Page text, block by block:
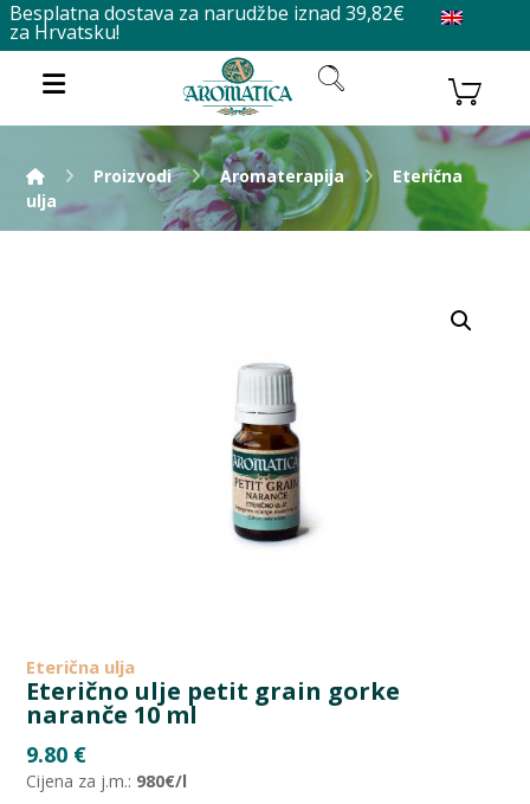
Besplatna dostava za narudžbe iznad 39,82€
za Hrvatsku!
Proizvodi Aromaterapija
Eterična
ulja
Eterična ulja
Eterično ulje petit grain gorke
naranče 10 ml
9.80 €
Cijena za j.m.: 980€/l